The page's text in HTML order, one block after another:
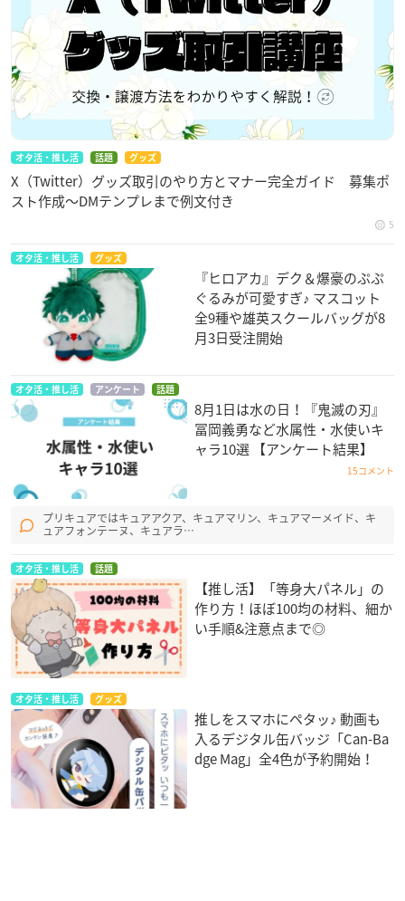
オタ活・推し活 話題 グッズ
X（Twitter）グッズ取引のやり方とマナー完全ガイド 募集ポ
スト作成〜DMテンプレまで例文付き
5
オタ活・推し活 グッズ
『ヒロアカ』デク＆爆豪のぷぷ
ぐるみが可愛すぎ♪ マスコット
全9種や雄英スクールバッグが8
月3日受注開始
オタ活・推し活 アンケート 話題
8月1日は水の日！『鬼滅の刃』
冨岡義勇など水属性・水使いキ
ャラ10選 【アンケート結果】
15コメント
プリキュアではキュアアクア、キュアマリン、キュアマーメイド、キ
ュアフォンテーヌ、キュアラ…
オタ活・推し活 話題
【推し活】「等身大パネル」の
作り方！ほぼ100均の材料、細か
い手順&注意点まで◎
オタ活・推し活 グッズ
推しをスマホにペタッ♪ 動画も
入るデジタル缶バッジ「Can-Ba
dge Mag」全4色が予約開始！